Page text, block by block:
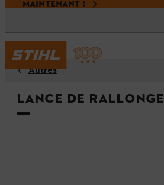
MAINTENANT !
Autres
Lance de rallonge